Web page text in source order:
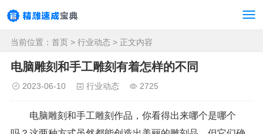
当前位置： 首页 > 行业动态 > 正文内容
电脑雕刻和手工雕刻有着怎样的不同
2023-06-10 行业动态 2725
电脑雕刻和手工雕刻作品，你看得出来哪个是哪个